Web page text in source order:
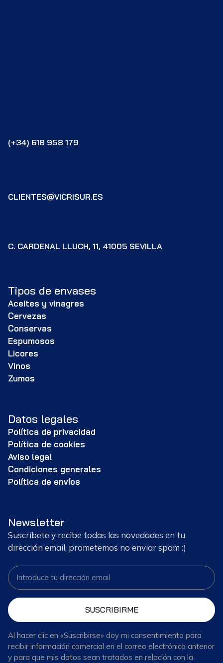
(+34) 618 958 179
CLIENTES@VICRISUR.ES
C. CARDENAL LLUCH, 11, 41005 SEVILLA
Tipos de envases
Aceites y vinagres
Cervezas
Conservas
Espumosos
Licores
Vinos
Zumos
Datos legales
Política de privacidad
Política de cookies
Aviso legal
Condiciones generales
Política de envíos
Newsletter
Suscríbete y recibe todas las novedades en tu
dirección email, prometemos no enviar spam :)
SUSCRIBIRME
Al hacer clic en «Suscribirse» doy mi consentimiento para
recibir información comercial en el correo electrónico anterior
y para que mis datos sean tratados en relación con la